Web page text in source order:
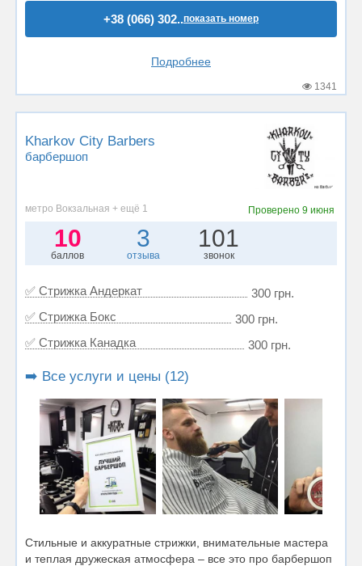
+38 (066) 302..показать номер
Подробнее
1341
Kharkov City Barbers
барбершоп
метро Вокзальная + ещё 1 Проверено 9 июня
10
баллов
3
отзыва
101
звонок
✅ Стрижка Андеркат
300 грн.
✅ Стрижка Бокс
300 грн.
✅ Стрижка Канадка
300 грн.
➡️ Все услуги и цены (12)
Стильные и аккуратные стрижки, внимательные мастера
и теплая дружеская атмосфера – все это про барбершоп